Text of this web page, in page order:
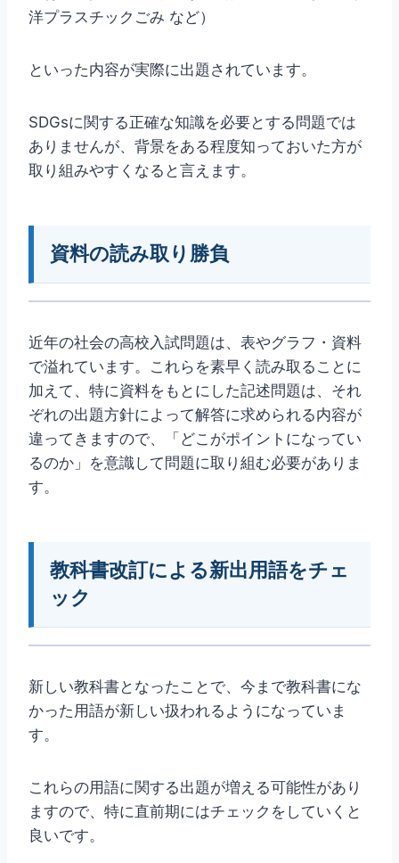
洋プラスチックごみ など）
といった内容が実際に出題されています。
SDGsに関する正確な知識を必要とする問題では
ありませんが、背景をある程度知っておいた方が
取り組みやすくなると言えます。
資料の読み取り勝負
近年の社会の高校入試問題は、表やグラフ・資料
で溢れています。これらを素早く読み取ることに
加えて、特に資料をもとにした記述問題は、それ
ぞれの出題方針によって解答に求められる内容が
違ってきますので、「どこがポイントになってい
るのか」を意識して問題に取り組む必要がありま
す。
教科書改訂による新出用語をチェ
ック
新しい教科書となったことで、今まで教科書にな
かった用語が新しい扱われるようになっていま
す。
これらの用語に関する出題が増える可能性があり
ますので、特に直前期にはチェックをしていくと
良いです。